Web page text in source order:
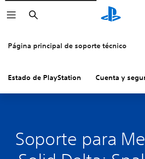
Buscar
Página principal de soporte técnico
Estado de PlayStation Cuenta y
Soporte para